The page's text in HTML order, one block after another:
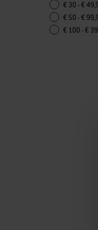
€ 30 - €
€ 50 - €
€ 100 - €